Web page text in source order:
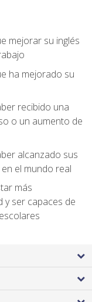
mejorar su inglés
ha mejorado su
recibido una
o un aumento de
alcanzado sus
el mundo real
más
y ser capaces de